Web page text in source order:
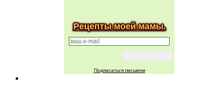
Рецепты моей мамы.
Подписаться письмом